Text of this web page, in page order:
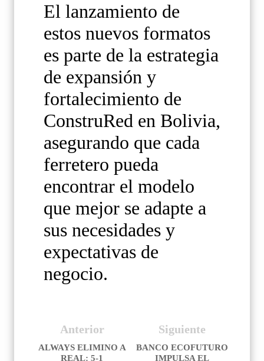
El lanzamiento de
estos nuevos formatos
es parte de la estrategia
de expansión y
fortalecimiento de
ConstruRed en Bolivia,
asegurando que cada
ferretero pueda
encontrar el modelo
que mejor se adapte a
sus necesidades y
expectativas de
negocio.
Siguiente
BANCO ECOFUTURO
IMPULSA EL
Anterior
ALWAYS ELIMINO A
REAL: 5-1